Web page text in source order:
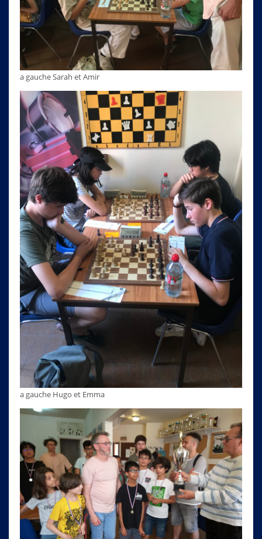
a gauche Sarah et Amir
a gauche Hugo et Emma